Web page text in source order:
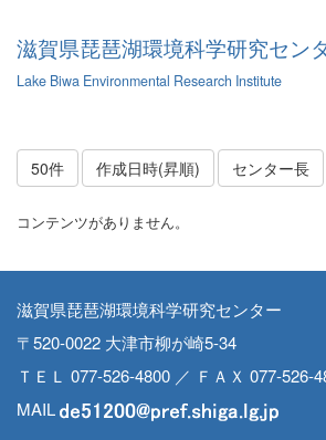
滋賀県琵琶湖環境科学研究セン
Lake Biwa Environmental Research Institute
50件 作成日時(昇順) センター長
コンテンツがありません。
滋賀県琵琶湖環境科学研究センター
〒520-0022 大津市柳が崎5-34
ＴＥＬ 077-526-4800 ／ ＦＡＸ 077-526-
MAIL